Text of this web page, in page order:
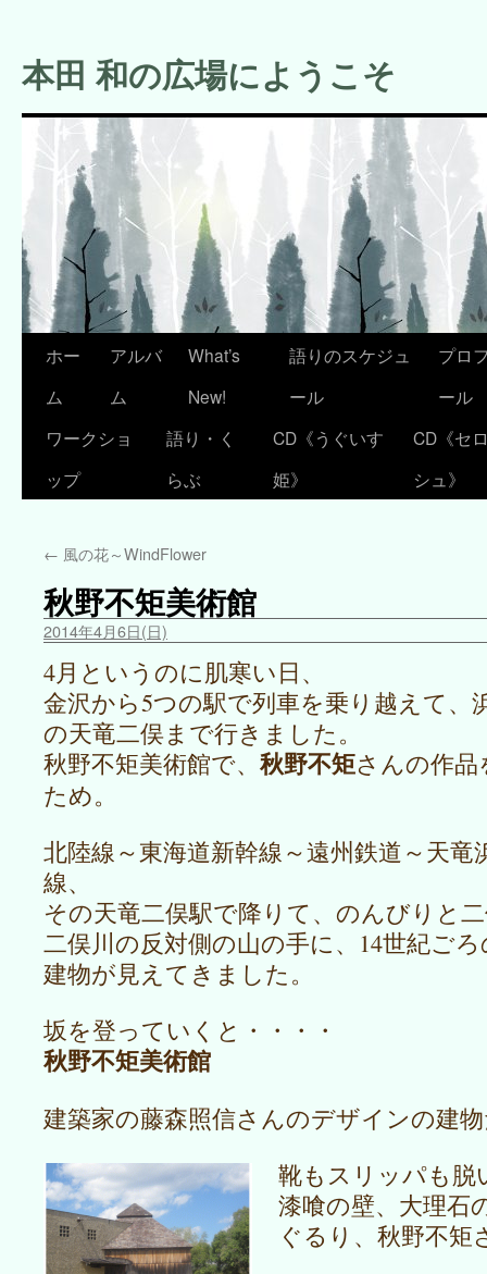
テ
ン
本田 和の広場にようこそ
ホー
ム
アルバ
ム
What’s
New!
語りのスケジュ
ール
プロ
ール
ワークショ
ップ
語り・く
らぶ
CD《うぐいす
姫》
CD《セ
シュ》
← 風の花～WindFlower
秋野不矩美術館
2014年4月6日(日)
4月というのに肌寒い日、
金沢から5つの駅で列車を乗り越えて、
の天竜二俣まで行きました。
秋野不矩美術館で、 秋野不矩さんの作品
ため。
北陸線～東海道新幹線～遠州鉄道～天竜
線、
その天竜二俣駅で降りて、のんびりと
二俣川の反対側の山の手に、14世紀ご
建物が見えてきました。
坂を登っていくと・・・・
秋野不矩美術館
建築家の藤森照信さんのデザインの建
靴もスリッパも脱
漆喰の壁、大理石
ぐるり、秋野不矩